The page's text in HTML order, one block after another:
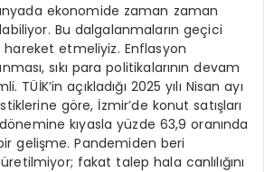
ekonomide zaman zaman
Bu dalgalanmaların geçici
etmeliyiz. Enflasyon
sıkı para politikalarının devam
açıkladığı 2025 yılı Nisan ayı
göre, İzmir’de konut satışları
kıyasla yüzde 63,9 oranında
gelişme. Pandemiden beri
fakat talep hala canlılığını